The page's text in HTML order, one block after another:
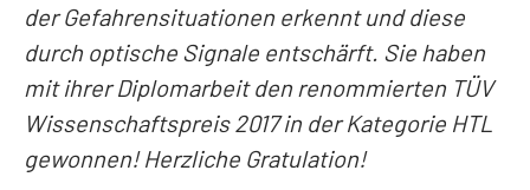
der Gefahrensituationen erkennt und diese
durch optische Signale entschärft. Sie haben
mit ihrer Diplomarbeit den renommierten TÜV
Wissenschaftspreis 2017 in der Kategorie HTL
gewonnen! Herzliche Gratulation!